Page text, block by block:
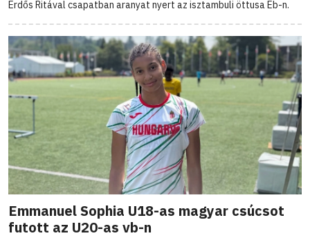
Erdős Ritával csapatban aranyat nyert az isztambuli öttusa Eb-n.
Emmanuel Sophia U18-as magyar csúcsot
futott az U20-as vb-n